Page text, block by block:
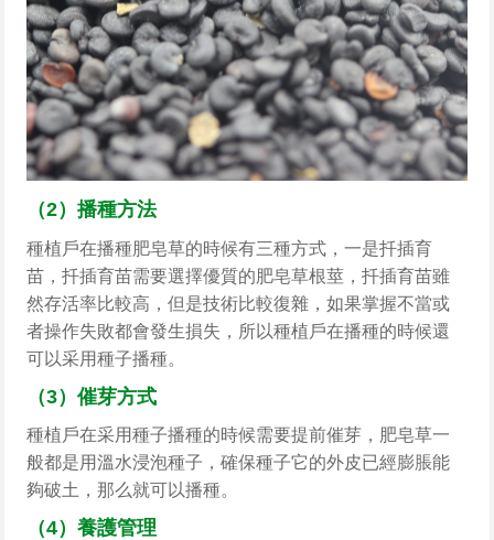
（2）播種方法
種植戶在播種肥皂草的時候有三種方式，一是扦插育
苗，扦插育苗需要選擇優質的肥皂草根莖，扦插育苗雖
然存活率比較高，但是技術比較復雜，如果掌握不當或
者操作失敗都會發生損失，所以種植戶在播種的時候還
可以采用種子播種。
（3）催芽方式
種植戶在采用種子播種的時候需要提前催芽，肥皂草一
般都是用溫水浸泡種子，確保種子它的外皮已經膨脹能
夠破土，那么就可以播種。
（4）養護管理